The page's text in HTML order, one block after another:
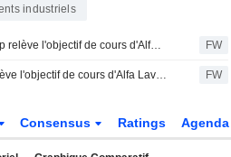
industriels
Citigroup relève l'objectif de cours d'Alfa Laval à 575 couronnes (555), maintient sa recommandation Neutre - BN FW
RBC relève l'objectif de cours d'Alfa Laval à 630 couronnes (620), maintient son opinion à "surperformer" FW
Consensus Ratings Agenda